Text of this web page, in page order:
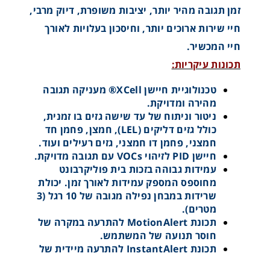
זמן תגובה מהיר יותר, יציבות משופרת, דיוק מרבי,
חיי שירות ארוכים יותר, וחיסכון בעלויות לאורך
חיי המכשיר.
תכונות עיקריות:
טכנולוגיית חיישן XCell® מעניקה תגובה
מהירה ומדויקת.
ניטור וניתוח של עד שישה גזים בו זמנית,
כולל גזים דליקים (LEL), חמצן, פחמן חד
חמצני, פחמן דו חמצני, גזים רעילים ועוד.
חיישן PID לזיהוי VOCs עם תגובה מדויקת.
עמידות גבוהה בזכות בית פוליקרבונט
מחוספס המספק עמידות לאורך זמן. יכולת
שרידות במבחן נפילה מגובה של 10 רגל (3
מטרים).
תכונת MotionAlert להתרעה במקרה של
חוסר תנועה של המשתמש.
תכונת InstantAlert להתרעה מיידית של